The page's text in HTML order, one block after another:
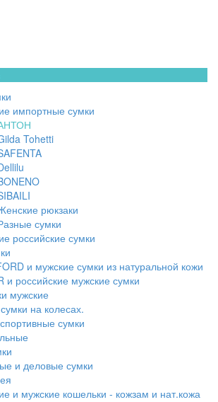
импортные сумки
Tohetti
рюкзаки
сумки
российские сумки
и мужские сумки из натуральной кожи
и российские мужские сумки
мужские
на колесах.
сумки
и деловые сумки
и мужские кошельки - кожзам и нат.кожа